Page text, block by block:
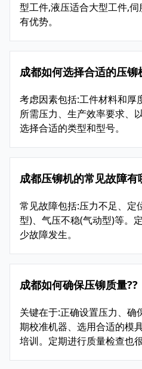
型工件,液压适合大型工件,
有优势。
成都如何选择合适的压铆
考虑因素包括:工件材料和厚
所需压力、生产效率要求、
选择合适的类型和型号。
成都压铆机的常见故障有
常见故障包括:压力不足、定
型)、气压不稳(气动型)等。
少故障发生。
成都如何确保压铆质量??
关键在于:正确设置压力、确
期校准机器、选用合适的模
培训。定期进行质量检查也很